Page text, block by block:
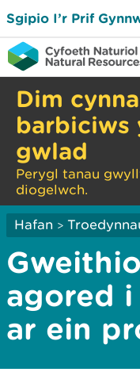
Sgipio I’r Prif
Dim
barbiciws
gwlad
Perygl tanau
diogelwch.
Hafan >
agored
ar ein